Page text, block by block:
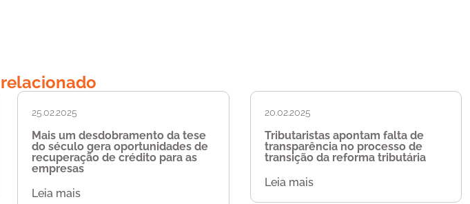
25.02.2025
Mais um desdobramento da tese
do século gera oportunidades de
recuperação de crédito para as
empresas
Leia mais
20.02.2025
Tributaristas apontam falta de
transparência no processo de
transição da reforma tributária
Leia mais